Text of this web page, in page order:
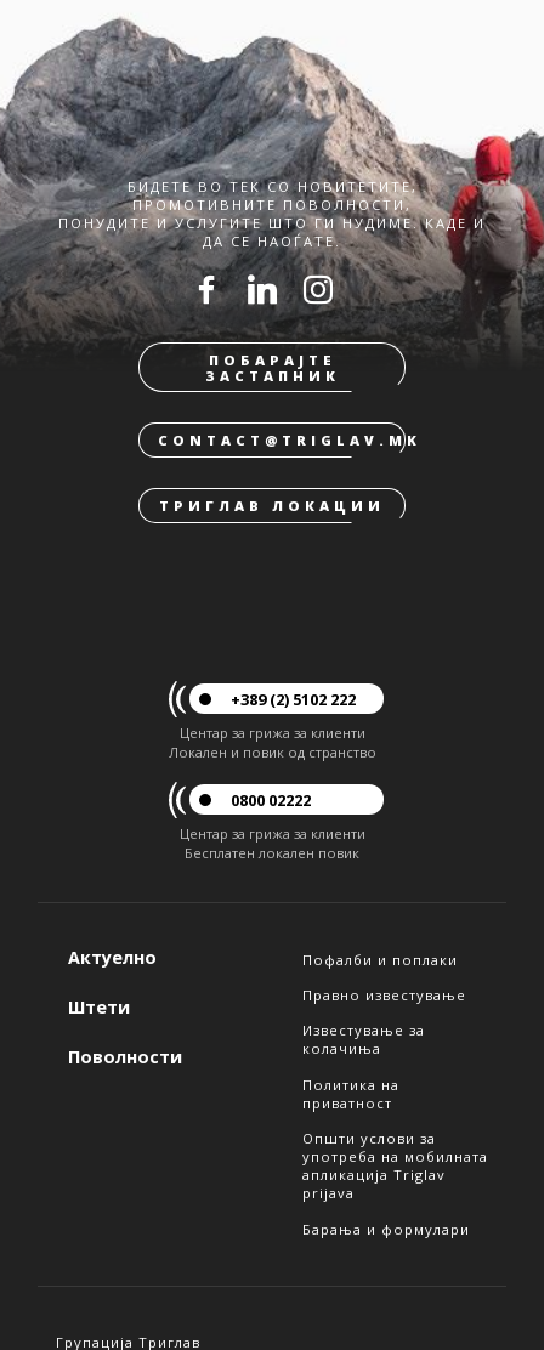
БИДЕТЕ ВО ТЕК СО НОВИТЕТИТЕ,
ПРОМОТИВНИТЕ ПОВОЛНОСТИ,
ПОНУДИТЕ И УСЛУГИТЕ ШТО ГИ НУДИМЕ. КАДЕ И
ДА СЕ НАОЃАТЕ.
ПОБАРАЈТЕ
ЗАСТАПНИК
CONTACT@TRIGLAV.MK
ТРИГЛАВ ЛОКАЦИИ
+389 (2) 5102 222
Центар за грижа за клиенти
Локален и повик од странство
0800 02222
Центар за грижа за клиенти
Бесплатен локален повик
Актуелно
Штети
Поволности
Пофалби и поплаки
Правно известување
Известување за
колачиња
Политика на
приватност
Општи услови за
употреба на мобилната
апликација Triglav
prijava
Барања и формулари
Групација Триглав